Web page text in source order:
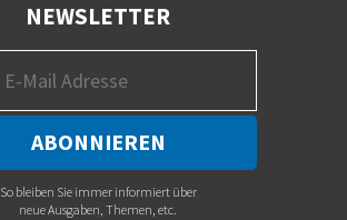
NEWSLETTER
So bleiben Sie immer informiert über
neue Ausgaben, Themen, etc.